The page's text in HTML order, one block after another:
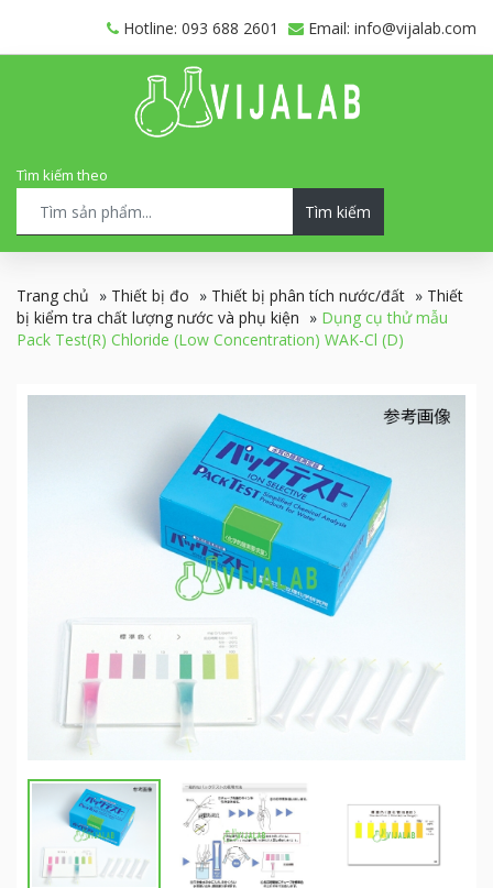
Hotline: 093 688 2601 Email: info@vijalab.com
Tìm kiếm theo
Tìm kiếm
Trang chủ » Thiết bị đo » Thiết bị phân tích nước/đất » Thiết
bị kiểm tra chất lượng nước và phụ kiện » Dụng cụ thử mẫu
Pack Test(R) Chloride (Low Concentration) WAK-Cl (D)